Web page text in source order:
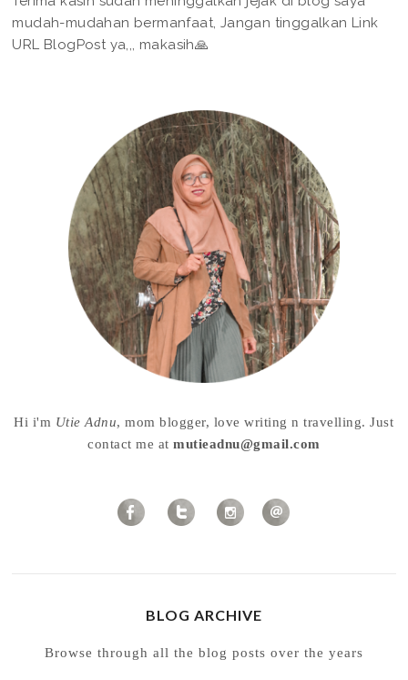
mudah-mudahan bermanfaat, Jangan tinggalkan Link
URL BlogPost ya,,, makasih🙏
Hi i'm Utie Adnu, mom blogger, love writing n travelling. Just
contact me atmutieadnu@gmail.com
BLOG ARCHIVE
Browse through all the blog posts over the years